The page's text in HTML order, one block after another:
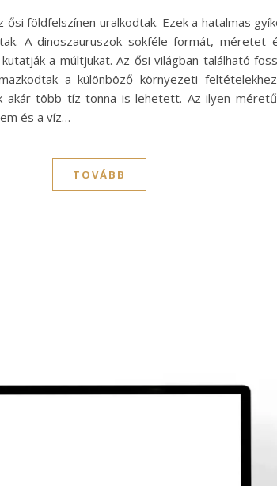
földfelszínen uralkodtak. Ezek a hatalmas
A dinoszauruszok sokféle formát,
a múltjukat. Az ősi világban található
a különböző környezeti
több tíz tonna is lehetett. Az ilyen
és a víz…
TOVÁBB